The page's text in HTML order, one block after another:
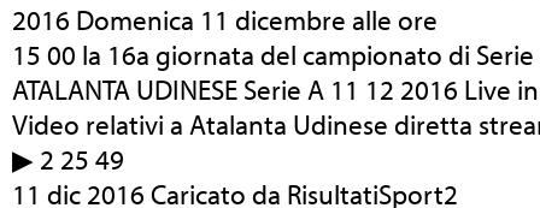
2016 Domenica 11 dicembre alle ore
15 00 la 16a giornata del campionato di Serie
ATALANTA UDINESE Serie A 11 12 2016 Live
Video relativi a Atalanta Udinese diretta
▶ 2 25 49
11 dic 2016 Caricato da RisultatiSport2